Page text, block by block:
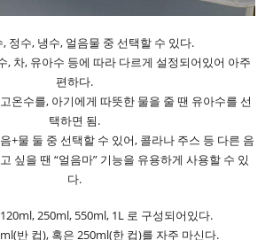
정수, 냉수, 얼음물 중 선택할 수 있다.
, 차, 유아수 등에 따라 다르게 설정되어있어 아주
편하다.
온수를, 아기에게 따뜻한 물을 줄 땐 유아수를 선
택하면 됨.
+물 둘 중 선택할 수 있어, 콜라나 주스 등 다른 음
싶을 땐 “얼음마” 기능을 유용하게 사용할 수 있
다.
250ml, 550ml, 1L 로 구성되어있다.
반 컵), 혹은 250ml(한 컵)를 자주 마신다.